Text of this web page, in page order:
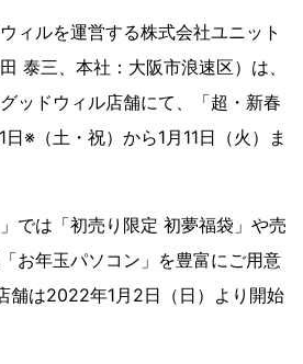
ィルを運営する株式会社ユニット
泰三、本社：大阪市浪速区）は、
ッドウィル店舗にて、「超・新春
※（土・祝）から1月11日（火）ま
では「初売り限定 初夢福袋」や売
お年玉パソコン」を豊富にご用意
舗は2022年1月2日（日）より開始